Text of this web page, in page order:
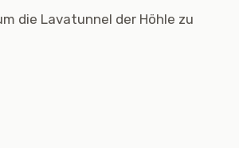
die Lavatunnel der Höhle zu